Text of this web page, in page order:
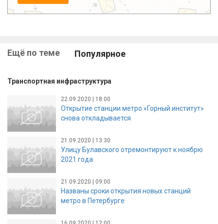
Ещё по теме Популярное
Транспортная инфраструктура
22.09.2020 | 18:00
Открытие станции метро «Горный институт»
снова откладывается
21.09.2020 | 13:30
Улицу Булавского отремонтируют к ноябрю
2021 года
21.09.2020 | 09:00
Названы сроки открытия новых станций
метро в Петербурге